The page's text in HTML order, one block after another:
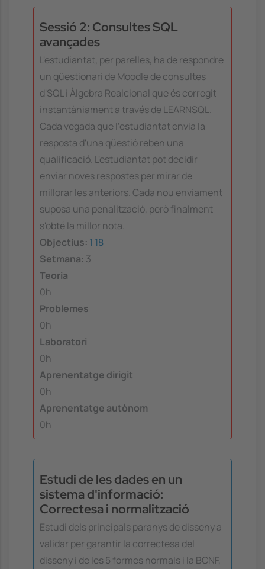
Sessió 2: Consultes SQL
avançades
L'estudiantat, per parelles, ha de respondre
un qüestionari de Moodle de consultes
d'SQL i Àlgebra Realcional que és corregit
instantàniament a través de LEARNSQL.
Cada vegada que l'estudiantat envia la
resposta d'una qüestió reben una
qualificació. L'estudiantat pot decidir
enviar noves respostes per mirar de
millorar les anteriors. Cada nou enviament
suposa una penalització, però finalment
s'obté la millor nota.
Objectius: 1 18
Setmana: 3
Teoria
0h
Problemes
0h
Laboratori
0h
Aprenentatge dirigit
0h
Aprenentatge autònom
0h
Estudi de les dades en un
sistema d'informació:
Correctesa i normalització
Estudi dels principals paranys de disseny a
validar per garantir la correctesa del
disseny i de les 5 formes normals i la BCNF,